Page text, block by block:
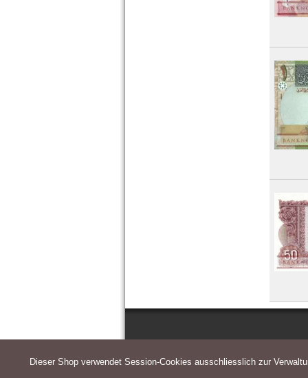
Dieser Shop verwendet Session-Cookies ausschliesslich zur